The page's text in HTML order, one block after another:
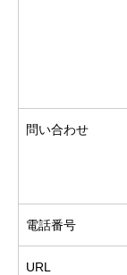
問い合わせ
電話番号
URL